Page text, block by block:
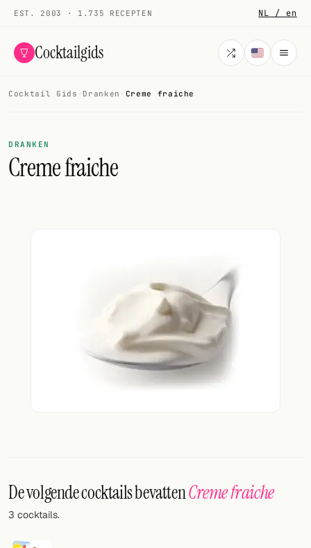
EST. 2003 · 1.735 RECEPTEN NL / en
Cocktailgids
Alle cocktails
Voeg hier uw eigen cocktail of smoothie toe.
Cocktail boeken
Cocktail Gids · Dranken · Creme fraiche
DRANKEN
Creme fraiche
De volgende cocktails bevattenCreme fraiche
3 cocktails.